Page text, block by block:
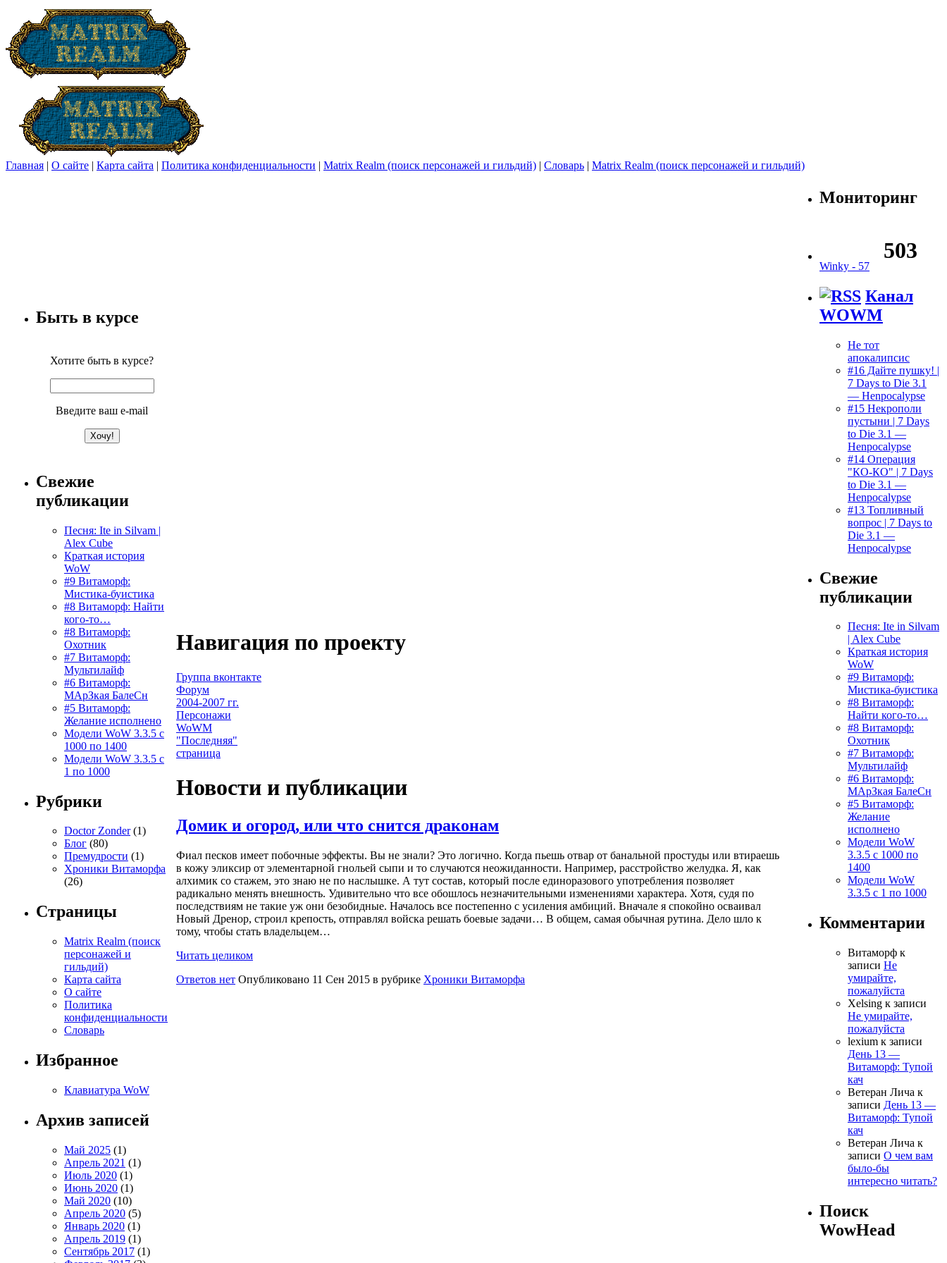
Главная | О сайте | Карта сайта | Политика конфиденциальности | Matrix Realm (поиск персонажей и гильдий) | Словарь | Matrix Realm (поиск персонажей и гильдий)
Быть в курсе
Хотите быть в курсе?
Введите ваш e-mail
Свежие
публикации
Песня: Ite in Silvam |
Alex Cube
Краткая история
WoW
#9 Витаморф:
Мистика-буистика
#8 Витаморф: Найти
кого-то…
#8 Витаморф:
Охотник
#7 Витаморф:
Мультилайф
#6 Витаморф:
МАрЗкая БалеСн
#5 Витаморф:
Желание исполнено
Модели WoW 3.3.5 с
1000 по 1400
Модели WoW 3.3.5 с
1 по 1000
Рубрики
Doctor Zonder(1)
Блог (80)
Премудрости (1)
Хроники Витаморфа
(26)
Страницы
Matrix Realm (поиск
персонажей и
гильдий)
Карта сайта
О сайте
Политика
конфиденциальности
Словарь
Избранное
Клавиатура WoW
Архив записей
Май 2025 (1)
Апрель 2021 (1)
Июль 2020 (1)
Июнь 2020 (1)
Май 2020 (10)
Апрель 2020 (5)
Январь 2020 (1)
Апрель 2019 (1)
Сентябрь 2017 (1)
Навигация по проекту
Группа вконтакте
Форум
2004-2007 гг.
Персонажи
WoWM
"Последняя"
страница
Новости и публикации
Домик и огород, или что снится драконам
Фиал песков имеет побочные эффекты. Вы не знали? Это логично. Когда пьешь отвар от банальной простуды или втираешь
в кожу эликсир от элементарной гнольей сыпи и то случаются неожиданности. Например, расстройство желудка. Я, как
алхимик со стажем, это знаю не по наслышке. А тут состав, который после единоразового употребления позволяет
радикально менять внешность. Удивительно что все обошлось незначительными изменениями характера. Хотя, судя по
последствиям не такие уж они безобидные. Началось все постепенно с усиления амбиций. Вначале я спокойно осваивал
Новый Дренор, строил крепость, отправлял войска решать боевые задачи… В общем, самая обычная рутина. Дело шло к
тому, чтобы стать владельцем…
Читать целиком
Ответов нет Опубликовано 11 Сен 2015 в рубрике Хроники Витаморфа
Мониторинг
Winky - 57
Канал
WOWM
Не тот
апокалипсис
#16 Дайте пушку! |
7 Days to Die 3.1
— Henpocalypse
#15 Некрополи
пустыни | 7 Days
to Die 3.1 —
Henpocalypse
#14 Операция
"КО-КО" | 7 Days
to Die 3.1 —
Henpocalypse
#13 Топливный
вопрос | 7 Days to
Die 3.1 —
Henpocalypse
Свежие
публикации
Песня: Ite in Silvam
| Alex Cube
Краткая история
WoW
#9 Витаморф:
Мистика-буистика
#8 Витаморф:
Найти кого-то…
#8 Витаморф:
Охотник
#7 Витаморф:
Мультилайф
#6 Витаморф:
МАрЗкая БалеСн
#5 Витаморф:
Желание
исполнено
Модели WoW
3.3.5 с 1000 по
1400
Модели WoW
3.3.5 с 1 по 1000
Комментарии
Витаморф к
записи Не
умирайте,
пожалуйста
Xelsing к записи
Не умирайте,
пожалуйста
lexium к записи
День 13 —
Витаморф: Тупой
кач
Ветеран Лича к
записи День 13 —
Витаморф: Тупой
кач
Ветеран Лича к
записи О чем вам
было-бы
интересно читать?
Поиск
WowHead